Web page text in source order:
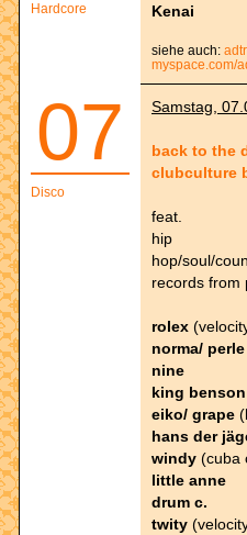
Hardcore
Kenai
siehe auch:
myspace.com/
07
Disco
Samstag,
back to the
clubculture
feat.
hip
hop/soul/
records from
rolex
norma/ perle
nine
king benson
eiko/ grape
hans der
windy (cuba
little anne
drum c.
twity